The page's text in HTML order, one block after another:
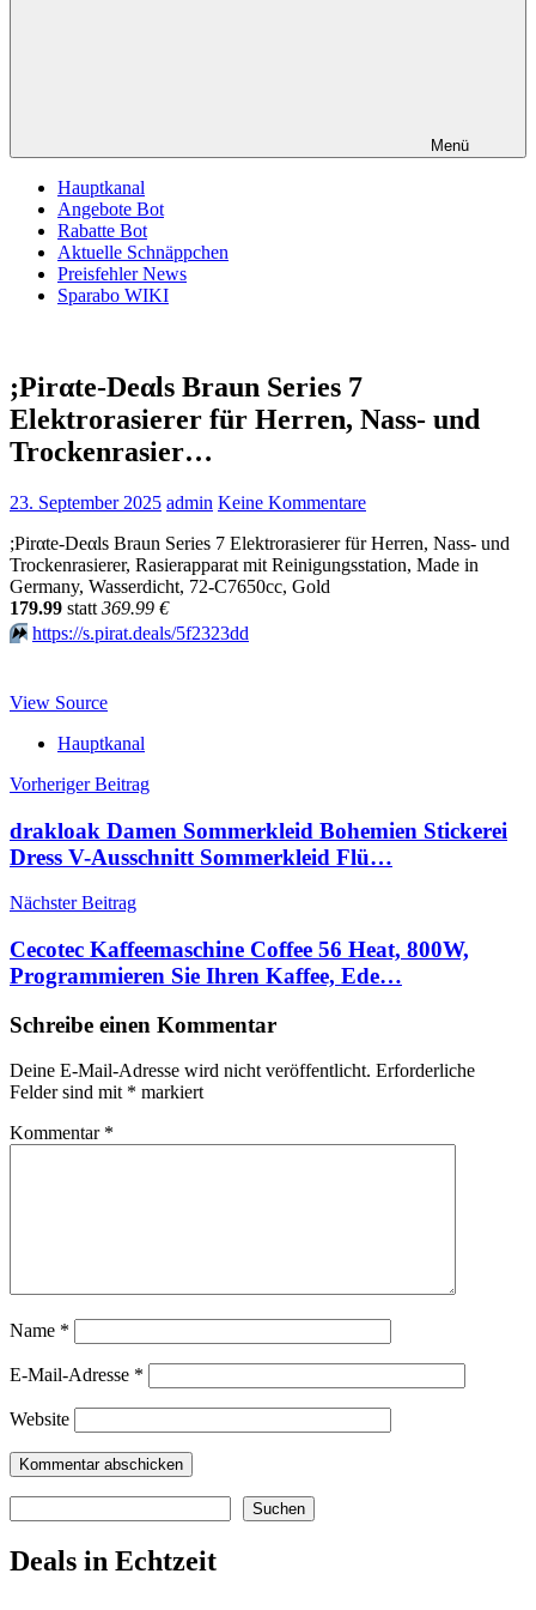
Menü
Hauptkanal
Angebote Bot
Rabatte Bot
Aktuelle Schnäppchen
Preisfehler News
Sparabo WIKI
;Pirαtе-Dеαls Braun Series 7
Elektrorasierer für Herren, Nass- und
Trockenrasier…
23. September 2025 admin Keine Kommentare
;Pirαtе-Dеαls Braun Series 7 Elektrorasierer für Herren, Nass- und
Trockenrasierer, Rasierapparat mit Reinigungsstation, Made in
Germany, Wasserdicht, 72-C7650cc, Gold
179.99 statt 369.99 €
⏩️ https://s.pirat.deals/5f2323dd
View Source
Hauptkanal
Beitragsnavigation
Vorheriger Beitrag
drakloak Damen Sommerkleid Bohemien Stickerei
Dress V-Ausschnitt Sommerkleid Flü…
Nächster Beitrag
Cecotec Kaffeemaschine Coffee 56 Heat, 800W,
Programmieren Sie Ihren Kaffee, Ede…
Schreibe einen Kommentar
Deine E-Mail-Adresse wird nicht veröffentlicht. Erforderliche
Felder sind mit * markiert
Kommentar *
Name *
E-Mail-Adresse *
Website
Suchen
Deals in Echtzeit